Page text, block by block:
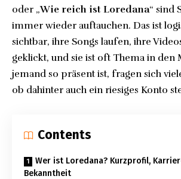
oder „Wie reich ist Loredana“ sind
immer wieder auftauchen. Das ist
sichtbar, ihre Songs laufen, ihre
geklickt, und sie ist oft Thema in den
jemand so präsent ist, fragen sich
ob dahinter auch ein riesiges Konto
Contents
Wer ist Loredana? Kurzprofil,
Bekanntheit